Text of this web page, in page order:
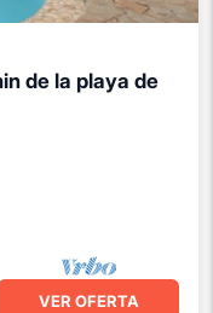
de la playa de
VER OFERTA